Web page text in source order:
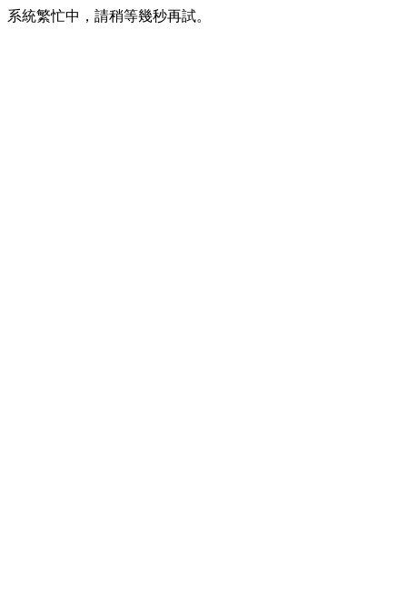
系統繁忙中，請稍等幾秒再試。